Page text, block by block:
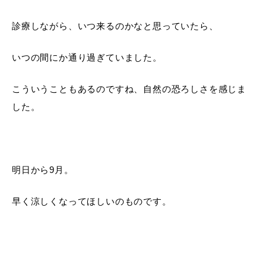
診療しながら、いつ来るのかなと思っていたら、
いつの間にか通り過ぎていました。
こういうこともあるのですね、自然の恐ろしさを感じま
した。
明日から9月。
早く涼しくなってほしいのものです。